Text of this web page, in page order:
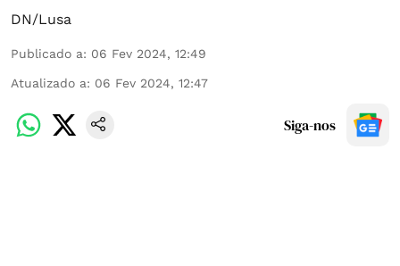
DN/Lusa
Publicado a: 06 Fev 2024, 12:49
Atualizado a: 06 Fev 2024, 12:47
Siga-nos